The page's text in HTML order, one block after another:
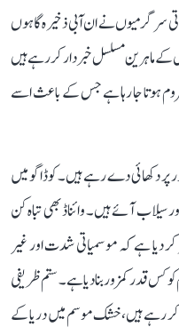
سرگرمیوں نے ان آبی ذخیرہ گاہوں
کے ماہرین مسلسل خبردار کر رہے ہیں
ہوتا جا رہا ہے جس کے باعث اسے
دکھائی دے رہے ہیں۔ کوڈاگو میں
سیلاب آئے ہیں۔ وائناڈ بھی تباہ کن
دیا ہے کہ موسمیاتی شدت اور غیر
کس قدر کمزور بنا دیا ہے۔ ستم ظریفی
کر رہے ہیں، خشک موسم میں دریا کے